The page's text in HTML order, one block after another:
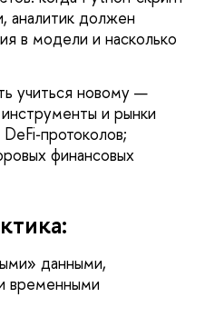
аналитик должен
в модели и насколько
учиться новому —
и рынки
финансовых
данными,
временными